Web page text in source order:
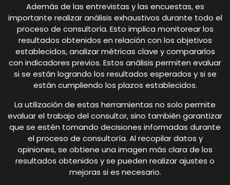
Además de las entrevistas y las encuestas, es
importante realizar análisis exhaustivos durante todo el
proceso de consultoría. Esto implica monitorear los
resultados obtenidos en relación con los objetivos
establecidos, analizar métricas clave y compararlos
con indicadores previos. Estos análisis permiten evaluar
si se están logrando los resultados esperados y si se
están cumpliendo los plazos establecidos.
La utilización de estas herramientas no solo permite
evaluar el trabajo del consultor, sino también garantizar
que se estén tomando decisiones informadas durante
el proceso de consultoría. Al recopilar datos y
opiniones, se obtiene una imagen más clara de los
resultados obtenidos y se pueden realizar ajustes o
mejoras si es necesario.